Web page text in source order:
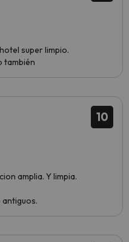
super limpio.
también
10
amplia. Y limpia.